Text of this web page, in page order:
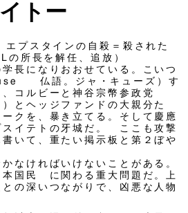
トー
プスタインの自殺＝殺された
所長を解任、追放）
長になりおおせている。こいつ
仏語。ジャ・キューズ）す
コルビーと神谷宗幣参政党
とヘッジファンドの大親分た
クを、暴き立てる。そして慶應
スイテトの牙城だ。 ここも攻撃
いて、重たい掲示板と第２ぼや
なければいけないことがある。
本国民 に関わる重大問題だ。上
の深いつながりで、凶悪な人物